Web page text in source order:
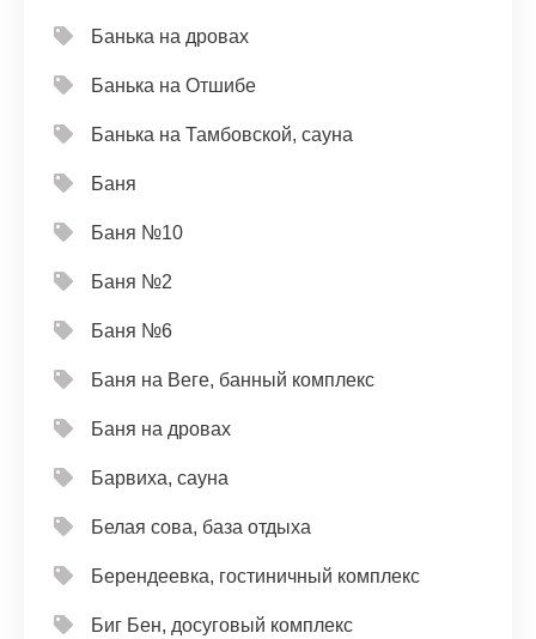
Банька на дровах
Банька на Отшибе
Банька на Тамбовской, сауна
Баня
Баня №10
Баня №2
Баня №6
Баня на Веге, банный комплекс
Баня на дровах
Барвиха, сауна
Белая сова, база отдыха
Берендеевка, гостиничный комплекс
Биг Бен, досуговый комплекс